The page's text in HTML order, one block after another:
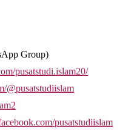
Group)
pusatstudi.islam20/
@pusatstudiislam
pusatstudiislam